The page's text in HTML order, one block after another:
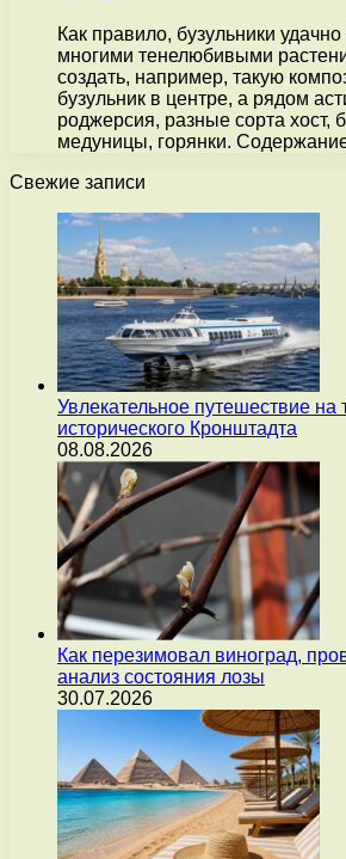
Как правило, бузульники
многими тенелюбивыми
создать, например, такую
бузульник в центре, а рядом
роджерсия, разные сорта хост,
медуницы, горянки.
Свежие записи
Увлекательное путешествие на
исторического Кронштадта
08.08.2026
Как перезимовал виноград,
анализ состояния лозы
30.07.2026